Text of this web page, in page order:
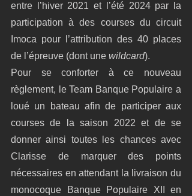
entre l’hiver 2021 et l’été 2024 par la
participation à des courses du circuit
Imoca pour l’attribution des 40 places
de l’épreuve (dont une wildcard).
Pour se conforter à ce nouveau
règlement, le Team Banque Populaire a
loué un bateau afin de participer aux
courses de la saison 2022 et de se
donner ainsi toutes les chances avec
Clarisse de marquer des points
nécessaires en attendant la livraison du
monocoque Banque Populaire XII en